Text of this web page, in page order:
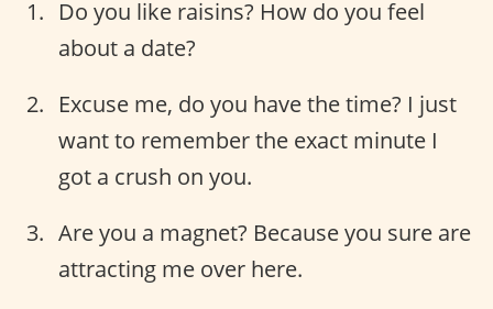
Do you like raisins? How do you feel
about a date?
Excuse me, do you have the time? I just
want to remember the exact minute I
got a crush on you.
Are you a magnet? Because you sure are
attracting me over here.